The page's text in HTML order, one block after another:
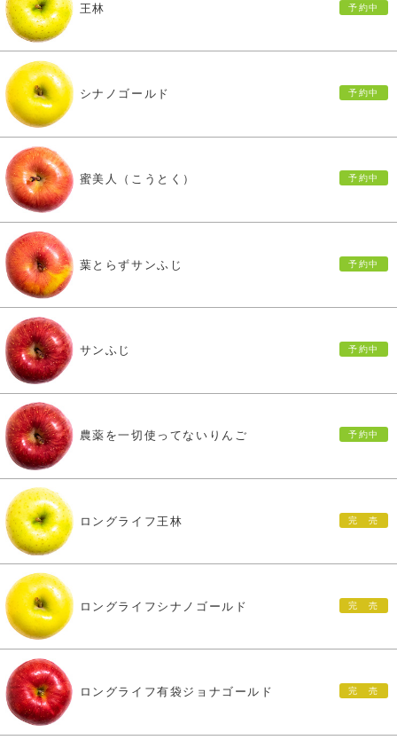
王林
シナノゴールド
蜜美人（こうとく）
葉とらずサンふじ
サンふじ
農薬を一切使ってないりんご
ロングライフ王林
ロングライフシナノゴールド
ロングライフ有袋ジョナゴールド